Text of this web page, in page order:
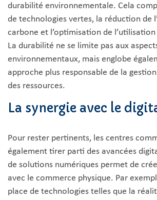
durabilité environnementale. Cela
de technologies vertes, la réduction de
carbone et l’optimisation de l’utilisation
La durabilité ne se limite pas aux
environnementaux, mais englobe
approche plus responsable de la
des ressources.
La synergie avec le
Pour rester pertinents, les centres
également tirer parti des avancées
de solutions numériques permet de
avec le commerce physique. Par
place de technologies telles que la